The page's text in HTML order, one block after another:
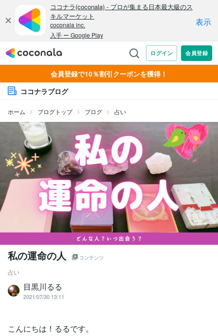
会員登録で10％割引クーポンを獲得！
ココナラブログ
ホーム ブログトップ ブログ 占い
私の運命の人 コンテンツ
占い
目黒川るる
2021/07/30 13:11
こんにちは！るるです。